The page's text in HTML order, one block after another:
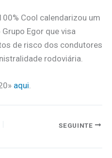
Cool calendarizou um
Egor que visa
de risco dos condutores
rodoviária.
aqui.
SEGUINTE